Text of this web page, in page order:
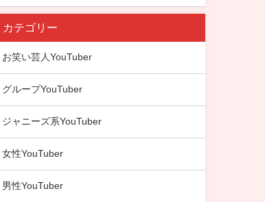
カテゴリー
お笑い芸人YouTuber
グループYouTuber
ジャニーズ系YouTuber
女性YouTuber
男性YouTuber